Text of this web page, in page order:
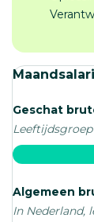
Geschat
Algemeen
In Nederland,